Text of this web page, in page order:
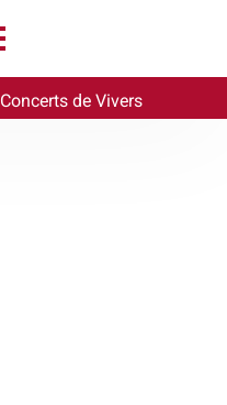
Concerts de Vivers